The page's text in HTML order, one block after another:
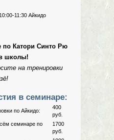
10:00-11:30 Айкидо
по Катори Синто Рю
школы!
на тренировки
в семинаре:
по Айкидо:
400
руб.
семинаре по
1700
руб.